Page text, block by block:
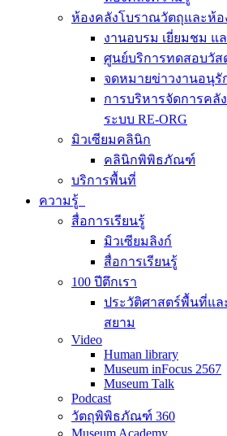
ห้องคลังโบราณวัตถุและห้อ
งานอบรม เยี่ยมชม แ
ศูนย์บริการทดสอบวัส
จดหมายข่าวงานอนุ
การบริหารจัดการค
ระบบ RE-ORG
มิวเซียมคลินิก
คลินิกพิพิธภัณฑ์
บริการพื้นที่
ความรู้
สื่อการเรียนรู้
มิวเซียมลิงก์
สื่อการเรียนรู้
100 ปีตึกเรา
ประวัติศาสตร์พื้นที่แล
สยาม
Video
Human library
Museum inFocus 2567
Museum Talk
Podcast
วัตถุพิพิธภัณฑ์ 360
Museum Academy